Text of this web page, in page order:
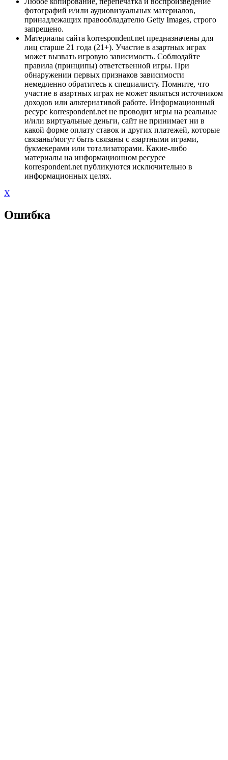
фотографий и/или аудиовизуальных материалов,
принадлежащих правообладателю Getty Images, строго
запрещено.
Материалы сайта korrespondent.net предназначены для
лиц старше 21 года (21+). Участие в азартных играх
может вызвать игровую зависимость. Соблюдайте
правила (принципы) ответственной игры. При
обнаружении первых признаков зависимости
немедленно обратитесь к специалисту. Помните, что
участие в азартных играх не может являться источником
доходов или альтернативой работе. Информационный
ресурс korrespondent.net не проводит игры на реальные
и/или виртуальные деньги, сайт не принимает ни в
какой форме оплату ставок и других платежей, которые
связаны/могут быть связаны с азартными играми,
букмекерами или тотализаторами. Какие-либо
материалы на информационном ресурсе
korrespondent.net публикуются исключительно в
информационных целях.
X
Ошибка